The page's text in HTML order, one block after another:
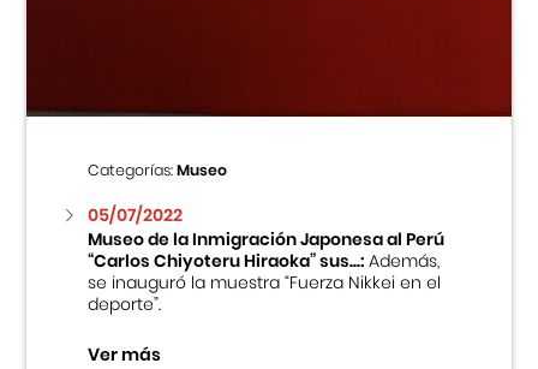
Cursos
Museo de la Inmigración Japonesa
Fondo Editorial
Teatro Peruano Japonés
Categorías:Museo
05/07/2022
Museo de la Inmigración Japonesa al Perú
“Carlos Chiyoteru Hiraoka” sus...:Además,
se inauguró la muestra “Fuerza Nikkei en el
deporte”.
Ver más